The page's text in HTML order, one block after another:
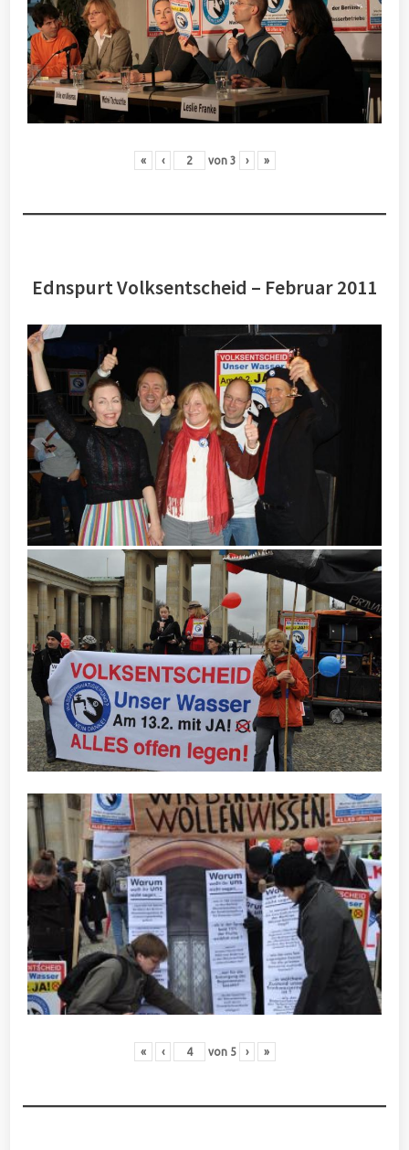
« ‹ von 3 › »
Ednspurt Volksentscheid – Februar 2011
« ‹ von 5 › »